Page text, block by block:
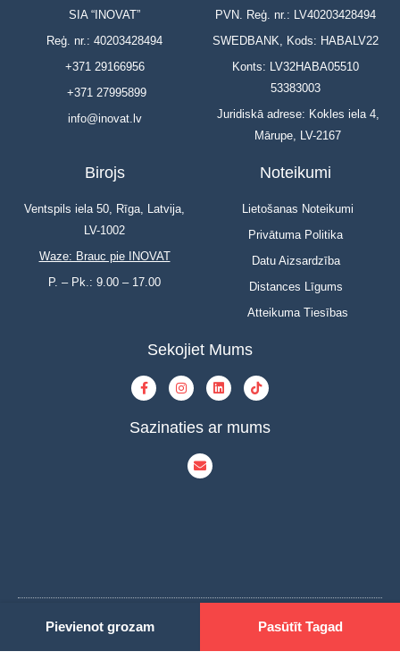
Pievienot grozam Pasūtīt Tagad
SIA “INOVAT”
Reģ. nr.: 40203428494
+371 29166956
+371 27995899
info@inovat.lv
PVN. Reģ. nr.: LV40203428494
SWEDBANK, Kods: HABALV22
Konts: LV32HABA05510
53383003
Juridiskā adrese: Kokles iela 4,
Mārupe, LV-2167
Birojs
Ventspils iela 50, Rīga, Latvija,
LV-1002
Waze: Brauc pie INOVAT
P. – Pk.: 9.00 – 17.00
Noteikumi
Lietošanas Noteikumi
Privātuma Politika
Datu Aizsardzība
Distances Līgums
Atteikuma Tiesības
Sekojiet Mums
Sazinaties ar mums
© Copyright 2023 | INOVAT | All Rights Reserved | Powered by INOVAT